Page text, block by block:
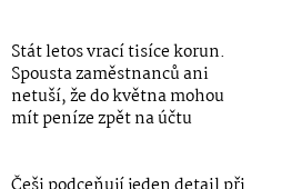
Stát letos vrací tisíce korun.
Spousta zaměstnanců ani
netuší, že do května mohou
mít peníze zpět na účtu